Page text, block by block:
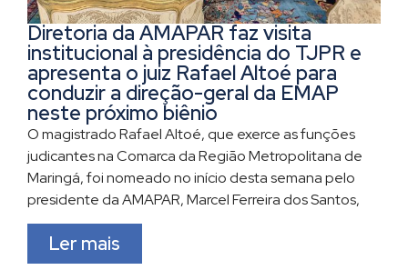
Diretoria da AMAPAR faz visita
institucional à presidência do TJPR e
apresenta o juiz Rafael Altoé para
conduzir a direção-geral da EMAP
neste próximo biênio
O magistrado Rafael Altoé, que exerce as funções
judicantes na Comarca da Região Metropolitana de
Maringá, foi nomeado no início desta semana pelo
presidente da AMAPAR, Marcel Ferreira dos Santos,
Ler mais